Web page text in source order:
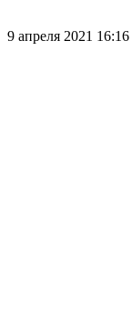
9 апреля 2021 16:16